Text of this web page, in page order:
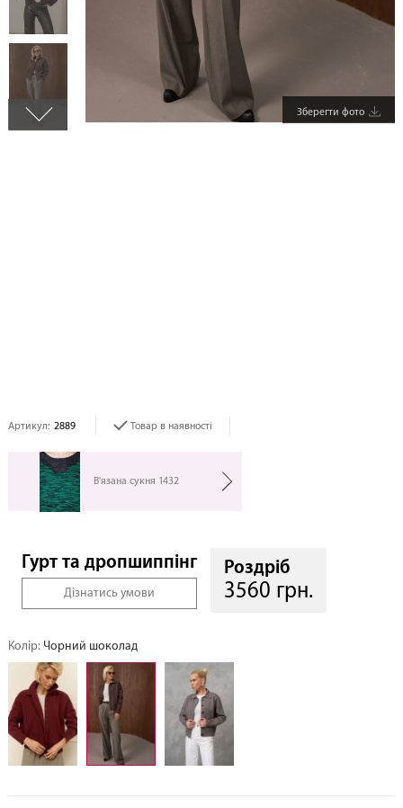
Зберегти фото
Артикул: 2889 Товар в наявності
В'язана сукня 1432
Гурт та дропшиппінг
Дізнатись умови
Роздріб
3560 грн.
Колір: Чорний шоколад